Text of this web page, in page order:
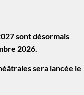
sont désormais
2026.
sera lancée le